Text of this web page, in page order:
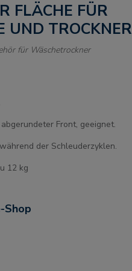
FLÄCHE FÜR
UND TROCKNER
für Wäschetrockner
Front, geeignet.
der Schleuderzyklen.
12 kg
Shop